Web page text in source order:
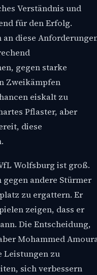
Verständnis und
für den Erfolg.
diese
gegen starke
Zweikämpfen
eiskalt zu
Pflaster, aber
diese
Wolfsburg ist groß.
andere Stürmer
zu ergattern. Er
zeigen, dass er
Die Entscheidung,
Mohammed
Leistungen zu
sich verbessern